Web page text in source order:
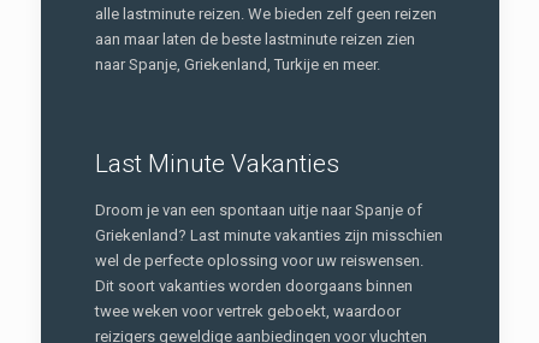
alle lastminute reizen. We bieden zelf geen reizen
aan maar laten de beste lastminute reizen zien
naar Spanje, Griekenland, Turkije en meer.
Last Minute Vakanties
Droom je van een spontaan uitje naar Spanje of
Griekenland? Last minute vakanties zijn misschien
wel de perfecte oplossing voor uw reiswensen.
Dit soort vakanties worden doorgaans binnen
twee weken voor vertrek geboekt, waardoor
reizigers geweldige aanbiedingen voor vluchten